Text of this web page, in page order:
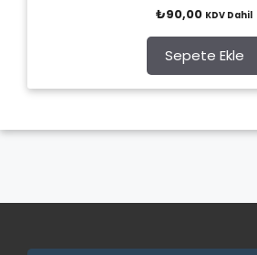
0
o
t
o
f
5
₺90,00 KDV Dahil
Sepete Ekle